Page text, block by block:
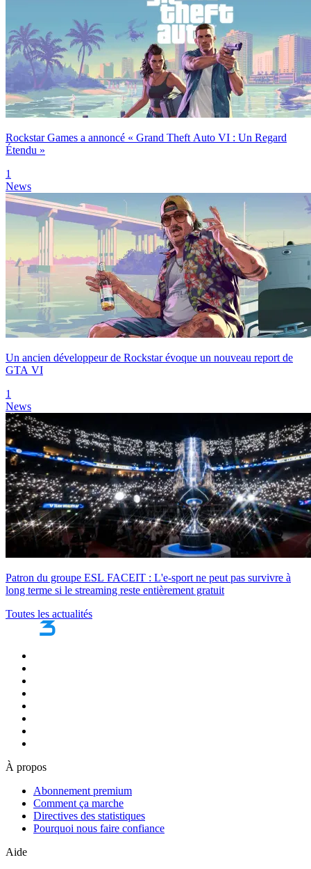
Rockstar Games a annoncé « Grand Theft Auto VI : Un Regard
Étendu »
1
News
Un ancien développeur de Rockstar évoque un nouveau report de
GTA VI
1
News
Patron du groupe ESL FACEIT : L'e-sport ne peut pas survivre à
long terme si le streaming reste entièrement gratuit
Toutes les actualités
À propos
Abonnement premium
Comment ça marche
Directives des statistiques
Pourquoi nous faire confiance
Aide